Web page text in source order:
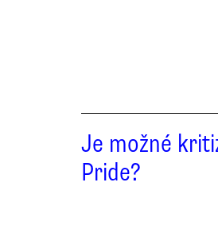
Je možné
Pride?